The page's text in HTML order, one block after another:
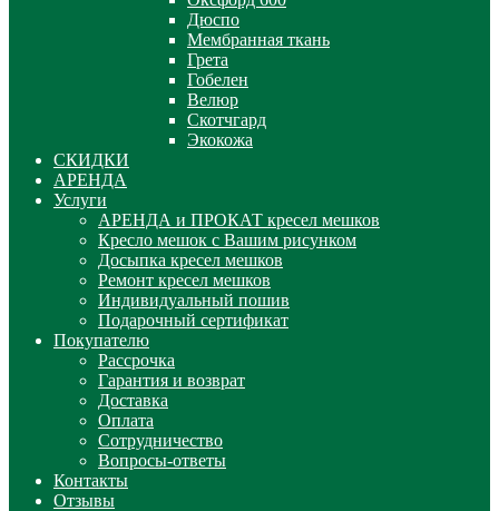
Дюспо
Мембранная ткань
Грета
Гобелен
Велюр
Скотчгард
Экокожа
СКИДКИ
АРЕНДА
Услуги
АРЕНДА и ПРОКАТ кресел мешков
Кресло мешок с Вашим рисунком
Досыпка кресел мешков
Ремонт кресел мешков
Индивидуальный пошив
Подарочный сертификат
Покупателю
Рассрочка
Гарантия и возврат
Доставка
Оплата
Сотрудничество
Вопросы-ответы
Контакты
Отзывы